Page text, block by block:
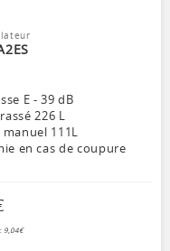
E - 39 dB
226 L
111L
en cas de coupure
9,04€